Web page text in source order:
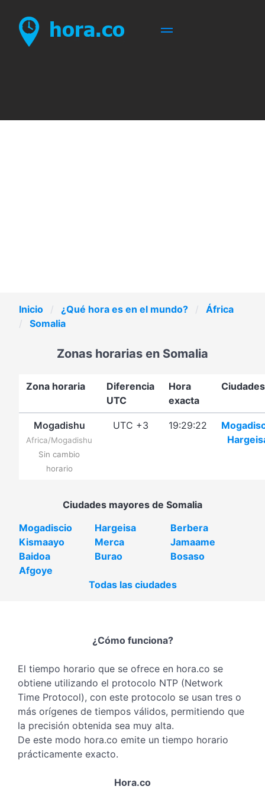
Inicio ¿Qué hora es en el mundo?
África
Somalia
Zonas horarias en Somalia
Zona horaria
Diferencia
UTC
Hora
exacta
Ciudades
Mogadishu
Africa/Mogadishu
Sin cambio
horario
UTC +3 19:29:22
Ciudades mayores de Somalia
Mogadiscio
Hargeisa
Berbera
Kismaayo
Merca
Jamaame
Baidoa
Burao
Bosaso
Afgoye
Todas las ciudades
¿Cómo funciona?
El tiempo horario que se ofrece en hora.co se
obtiene utilizando el protocolo NTP (Network
Time Protocol), con este protocolo se usan tres o
más orígenes de tiempos válidos, permitiendo que
la precisión obtenida sea muy alta.
De este modo hora.co emite un tiempo horario
prácticamente exacto.
Hora.co